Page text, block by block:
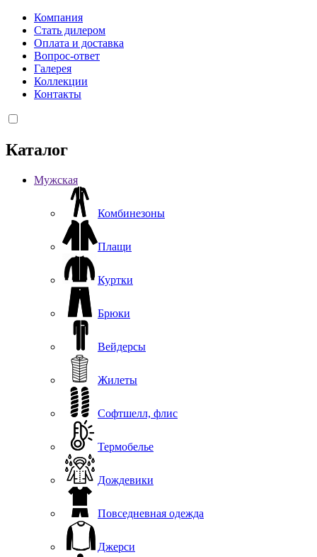
Компания
Стать дилером
Оплата и доставка
Вопрос-ответ
Галерея
Коллекции
Контакты
Каталог
Мужская
Комбинезоны
Плащи
Куртки
Брюки
Вейдерсы
Жилеты
Софтшелл, флис
Термобелье
Дождевики
Повседневная одежда
Джерси